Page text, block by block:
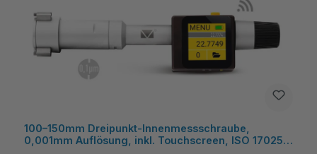
100–150mm Dreipunkt-Innenmessschraube,
0,001mm Auflösung, inkl. Touchscreen, ISO 17025